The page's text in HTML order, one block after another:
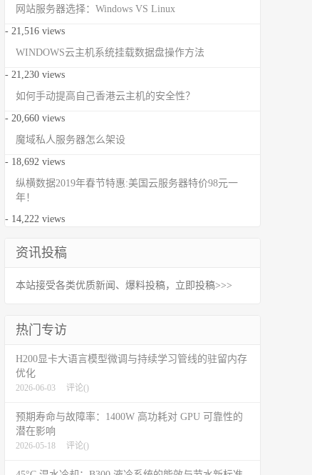
网站服务器选择：Windows VS Linux
- 21,516 views
WINDOWS云主机系统挂载数据盘操作方法
- 21,230 views
如何手动提高自己香港云主机的安全性？
- 20,660 views
魔域私人服务器怎么架设
- 18,692 views
纵横数据2019年春节特惠:美国云服务器特价98元一
年！
- 14,222 views
资讯投稿
本站接受各类优质新闻、爆料投稿，立即投稿>>>
热门专访
H200显卡大语言模型微调与持续学习管线的驻留内存
优化
2026-06-03 评论()
预期寿命与故障率：1400W 高功耗对 GPU 可靠性的
潜在影响
2026-05-18 评论()